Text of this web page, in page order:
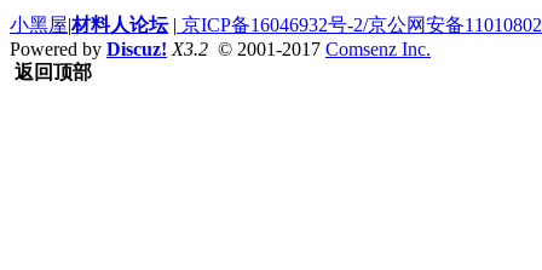
小黑屋|材料人论坛 | 京ICP备16046932号-2/京公网安备
Powered by Discuz! X3.2 © 2001-2017 Comsenz Inc.
返回顶部